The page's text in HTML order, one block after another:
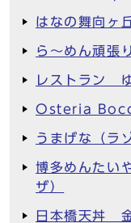
はなの舞向ヶ
ら～めん頑張
レストラン
Osteria
うまげな（ラ
博多めんたい
ザ）
日本橋天丼